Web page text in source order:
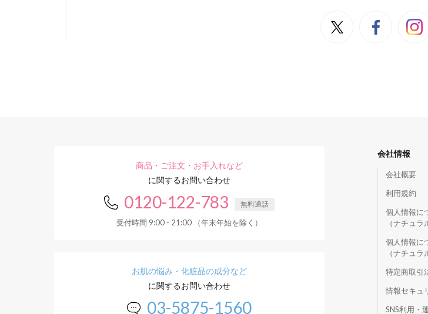
商品・ご注文・お手入れなど
に関するお問い合わせ
0120-122-783 無料通話
受付時間 9:00 - 21:00 （年末年始を除く）
お肌の悩み・化粧品の成分など
に関するお問い合わせ
03-5875-1560
会社情報
会社概要
利用規約
個人情報に
（ナチュラ
個人情報に
（ナチュラ
特定商取引
情報セキュ
SNS利用・